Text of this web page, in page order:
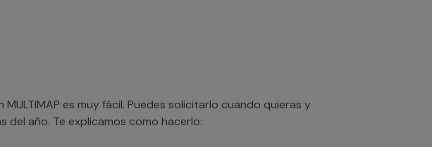
es muy fácil. Puedes solicitarlo cuando quieras y
del año. Te explicamos como hacerlo: